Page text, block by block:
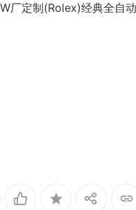
厂定制(Rolex)经典全自